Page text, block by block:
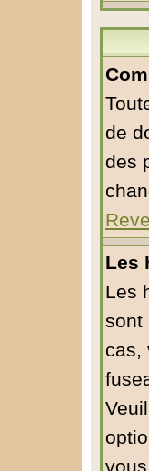
de
des
Les
Les
sont
cas,